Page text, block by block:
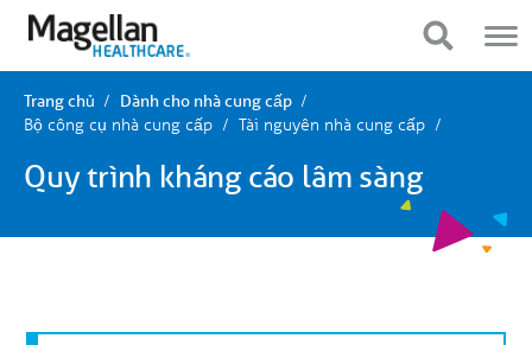
đang
Nhấp
nội
dung
hướng
Trang chủ Dành cho nhà cung cấp
Bộ công cụ nhà cung cấp Tài nguyên nhà cung cấp
Quy trình kháng cáo lâm sàng